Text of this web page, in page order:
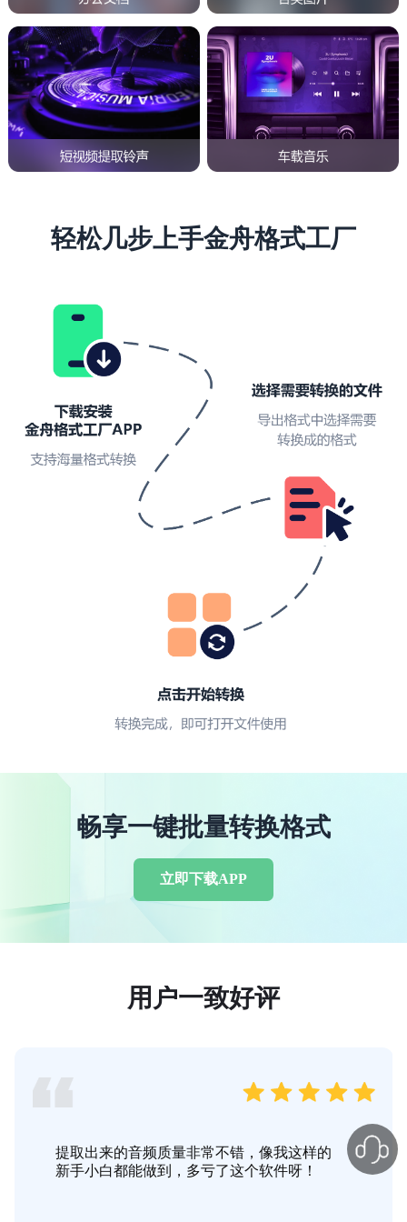
轻松几步上手金舟格式工厂
畅享一键批量转换格式
立即下载APP
用户一致好评
不错不错，找到了宝藏软件，格式转换功能
太齐全了，再也不用下多个软件了。